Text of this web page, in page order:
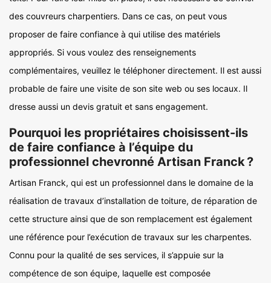
des couvreurs charpentiers. Dans ce cas, on peut vous
proposer de faire confiance à qui utilise des matériels
appropriés. Si vous voulez des renseignements
complémentaires, veuillez le téléphoner directement. Il est aussi
probable de faire une visite de son site web ou ses locaux. Il
dresse aussi un devis gratuit et sans engagement.
Pourquoi les propriétaires choisissent-ils
de faire confiance à l’équipe du
professionnel chevronné Artisan Franck ?
Artisan Franck, qui est un professionnel dans le domaine de la
réalisation de travaux d’installation de toiture, de réparation de
cette structure ainsi que de son remplacement est également
une référence pour l’exécution de travaux sur les charpentes.
Connu pour la qualité de ses services, il s’appuie sur la
compétence de son équipe, laquelle est composée